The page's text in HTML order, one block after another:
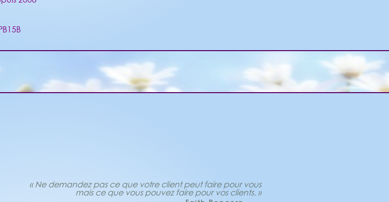
« Ne demandez pas ce que votre client peut faire pour vous
mais ce que vous pouvez faire pour vos clients. »